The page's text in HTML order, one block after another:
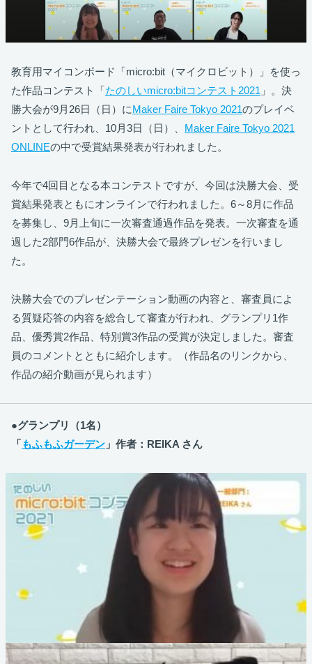
教育用マイコンボード「micro:bit（マイクロビット）」を使っ
た作品コンテスト「たのしいmicro:bitコンテスト2021 」。決
勝大会が9月26日（日）にMaker Faire Tokyo 2021のプレイベ
ントとして行われ、10月3日（日）、 Maker Faire Tokyo 2021
ONLINEの中で受賞結果発表が行われました。
今年で4回目となる本コンテストですが、今回は決勝大会、受
賞結果発表ともにオンラインで行われました。6～8月に作品
を募集し、9月上旬に一次審査通過作品を発表。一次審査を通
過した2部門6作品が、決勝大会で最終プレゼンを行いまし
た。
決勝大会でのプレゼンテーション動画の内容と、審査員によ
る質疑応答の内容を総合して審査が行われ、グランプリ1作
品、優秀賞2作品、特別賞3作品の受賞が決定しました。審査
員のコメントとともに紹介します。（作品名のリンクから、
作品の紹介動画が見られます）
●グランプリ（1名）
「もふもふガーデン 」作者：REIKA さん